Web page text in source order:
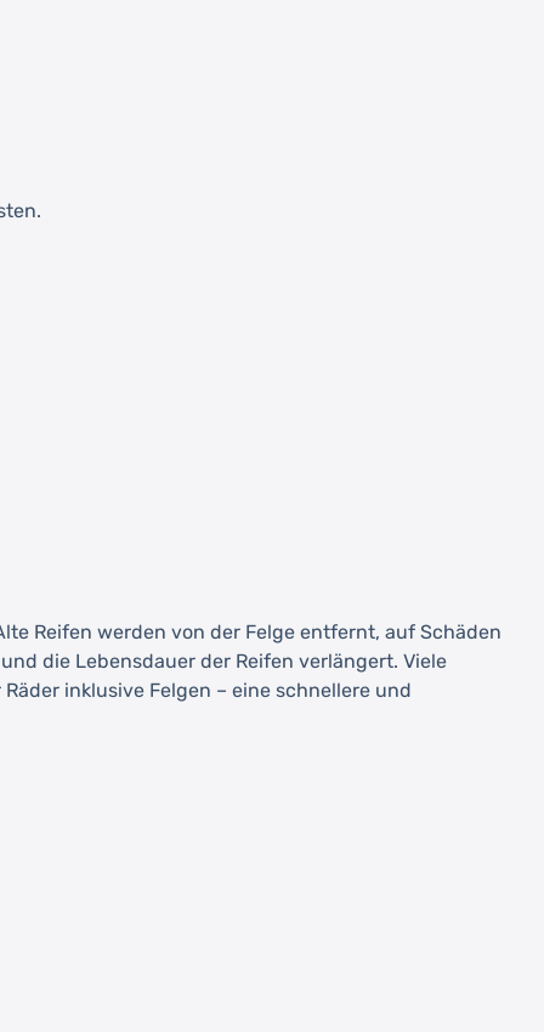
Reifen werden von der Felge entfernt, auf Schäden
die Lebensdauer der Reifen verlängert. Viele
inklusive Felgen – eine schnellere und